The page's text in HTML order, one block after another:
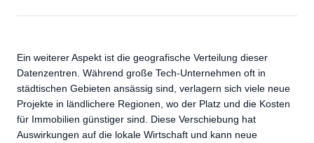
Ein weiterer Aspekt ist die geografische Verteilung dieser
Datenzentren. Während große Tech-Unternehmen oft in
städtischen Gebieten ansässig sind, verlagern sich viele neue
Projekte in ländlichere Regionen, wo der Platz und die Kosten
für Immobilien günstiger sind. Diese Verschiebung hat
Auswirkungen auf die lokale Wirtschaft und kann neue